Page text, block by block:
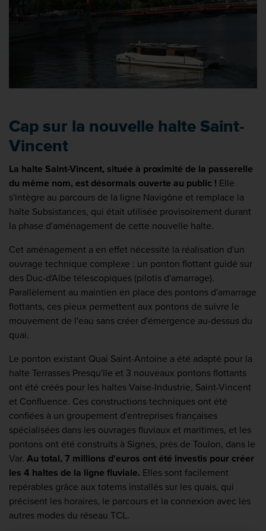
Cap sur la nouvelle halte Saint-
Vincent
La halte Saint-Vincent, située à proximité de la passerelle
du même nom, est désormais ouverte au public ! Elle
s'intègre au parcours de la ligne Navigône et remplace la
halte Subsistances, qui était utilisée provisoirement durant
la phase d'aménagement de cette nouvelle halte.
Cet aménagement a en effet nécessité la réalisation d'un
ouvrage technique complexe : un ponton flottant guidé sur
des Duc-d'Albe télescopiques (pilotis d'amarrage).
Parallèlement au maintien en place des pontons d'amarrage
flottants, ces pieux permettent aux pontons de suivre le
mouvement de l'eau sans créer d'émergence au-dessus du
quai.
Le ponton existant Quai Saint-Antoine a été adapté pour la
halte Terrasses Presqu'île et 3 nouveaux pontons flottants
ont été créés pour les haltes Vaise-Industrie, Saint-Vincent
et Confluence. Ces constructions techniques ont été
confiées à un groupement d'entreprises françaises
spécialisées dans les ouvrages fluviaux et maritimes, et les
pontons ont été construits à Signes, près de Toulon, dans le
Var. Au total, 7 millions d'euros ont été investis pour créer
les 4 haltes de la ligne fluviale. Elles sont facilement
repérables grâce aux totems installés sur les quais, qui
précisent les horaires, le parcours et la connexion avec les
autres modes du réseau TCL.